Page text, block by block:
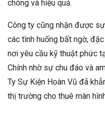
chóng và hiệu quả.
Công ty cũng nhận được
các tình huống bất ngờ,
nơi yêu cầu kỹ thuật phức
Chính nhờ sự chu đáo và
Ty Sự Kiện Hoàn Vũ đã
thị trường cho thuê màn